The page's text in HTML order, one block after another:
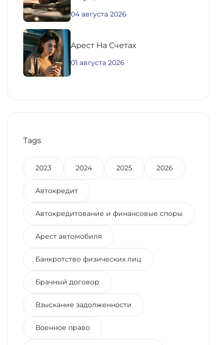
04 августа 2026
Aрест На Счетах
01 августа 2026
Tags
2023 2024 2025 2026
Автокредит
Автокредитование и финансовые споры
Арест автомобиля
Банкротство физических лиц
Брачный договор
Взыскание задолженности
Военное право